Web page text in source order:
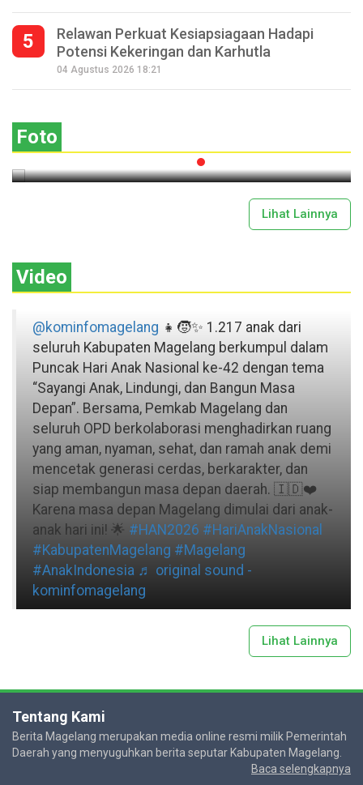
5
Relawan Perkuat Kesiapsiagaan Hadapi
Potensi Kekeringan dan Karhutla
04 Agustus 2026 18:21
Foto
Seperempat Abad Perhelatan Festival
Lima Gunung XXV Kobarkan Semangat
Lihat Lainnya
Video
@kominfomagelang 👧🧒✨ 1.217 anak dari
seluruh Kabupaten Magelang berkumpul dalam
Puncak Hari Anak Nasional ke-42 dengan tema
“Sayangi Anak, Lindungi, dan Bangun Masa
Depan”. Bersama, Pemkab Magelang dan
seluruh OPD berkolaborasi menghadirkan ruang
yang aman, nyaman, sehat, dan ramah anak demi
mencetak generasi cerdas, berkarakter, dan
siap membangun masa depan daerah. 🇮🇩❤️
Karena masa depan Magelang dimulai dari anak-
anak hari ini! 🌟 #HAN2026 #HariAnakNasional
#KabupatenMagelang #Magelang
#AnakIndonesia ♬ original sound -
kominfomagelang
Lihat Lainnya
Tentang Kami
Berita Magelang merupakan media online resmi milik Pemerintah
Daerah yang menyuguhkan berita seputar Kabupaten Magelang.
Baca selengkapnya